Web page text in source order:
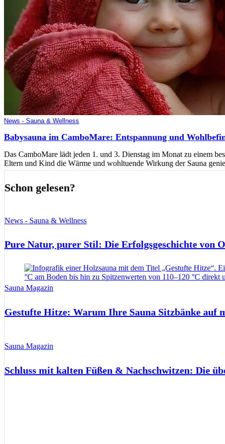
News - Sauna & Wellness
Babysauna im CamboMare: Entspannung und
Das CamboMare lädt jeden 1. und 3. Dienstag im Monat zu einem
Eltern und Kind die Wärme und wohltuende Wirkung der Sauna
Schon gelesen?
News - Sauna & Wellness
Pure Natur, purer Stil: Die Erfolgsgeschichte von
Sauna Magazin
Gestufte Hitze: Warum Ihre Sauna Sitzbänke auf
Sauna Magazin
Schluss mit kalten Füßen & Nachschwitzen: Die